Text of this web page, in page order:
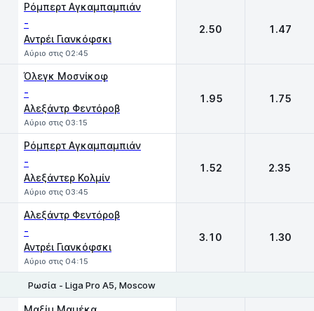
Ρόμπερτ Αγκαμπαμπιάν
-
Αντρέι Γιανκόφσκι
Αύριο στις 02:45
2.50 1.47
Όλεγκ Μοσνίκοφ
-
Αλεξάντρ Φεντόροβ
Αύριο στις 03:15
1.95 1.75
Ρόμπερτ Αγκαμπαμπιάν
-
Αλεξάντερ Κολμίν
Αύριο στις 03:45
1.52 2.35
Αλεξάντρ Φεντόροβ
-
Αντρέι Γιανκόφσκι
Αύριο στις 04:15
3.10 1.30
Ρωσία - Liga Pro A5, Moscow